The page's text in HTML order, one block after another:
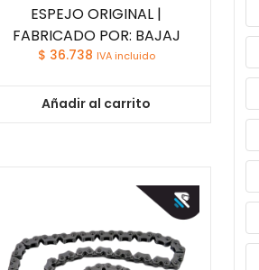
ESPEJO ORIGINAL |
FABRICADO POR: BAJAJ
$ 36.738 IVA incluido
Añadir al carrito